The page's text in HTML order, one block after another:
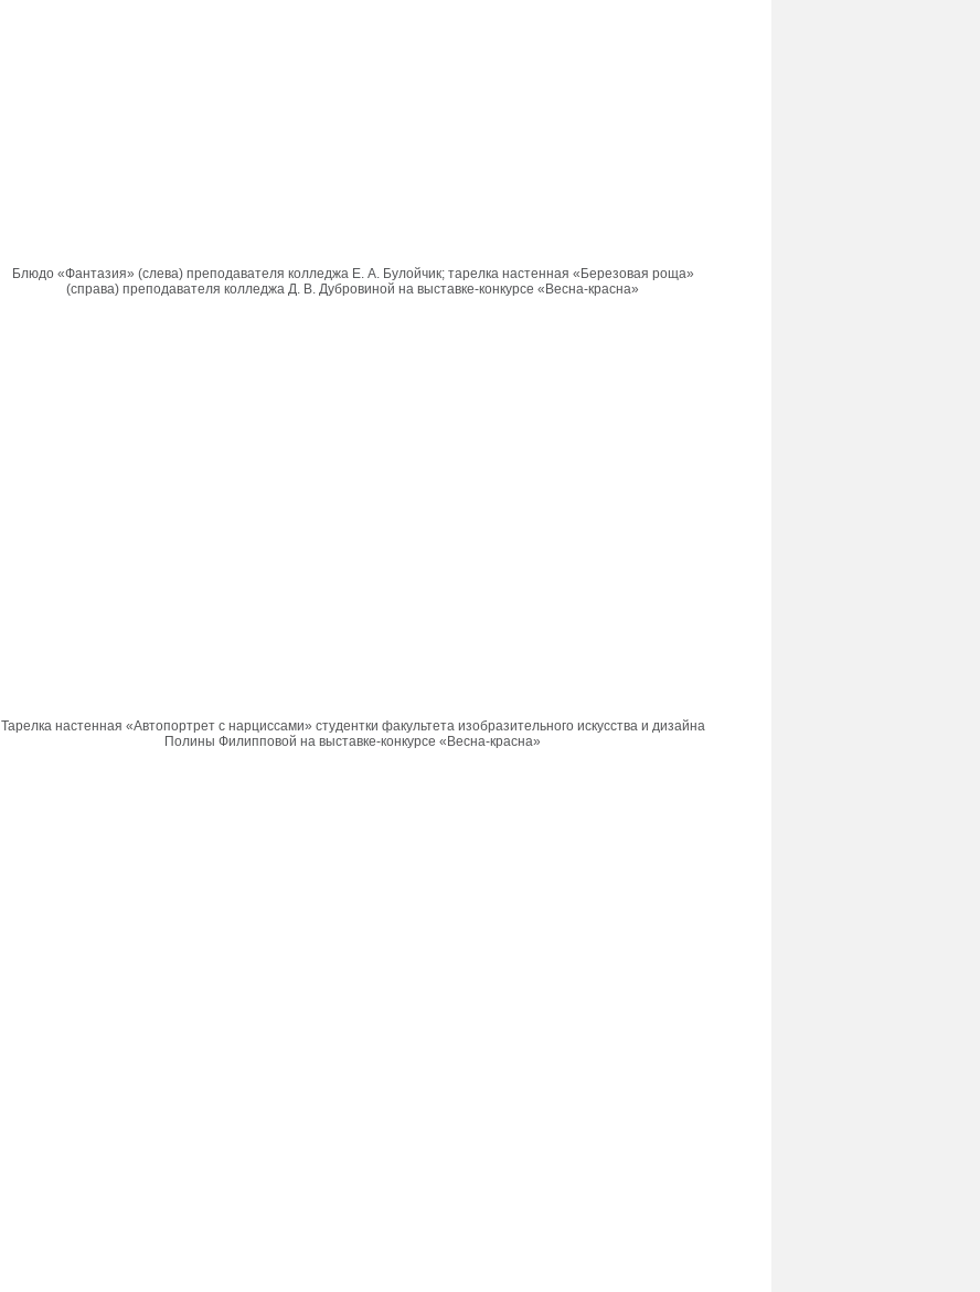
Блюдо «Фантазия» (слева) преподавателя колледжа Е. А. Булойчик; тарелка настенная «Березовая роща»
(справа) преподавателя колледжа Д. В. Дубровиной на выставке-конкурсе «Весна-красна»
Тарелка настенная «Автопортрет с нарциссами» студентки факультета изобразительного искусства и дизайна
Полины Филипповой на выставке-конкурсе «Весна-красна»